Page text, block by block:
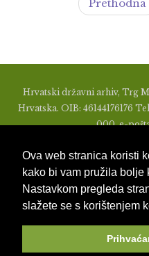
Ova web stranica koristi
kako bi vam pružila bolje
Nastavkom pregleda
slažete se s korištenjem
Prethodna
Hrvatski državni arhiv, Trg
Hrvatska. OIB: 46144176176
000, e-
Zabranjeno je u bilo
mijenjati ili na ikoji način
to nije prethodno izdato